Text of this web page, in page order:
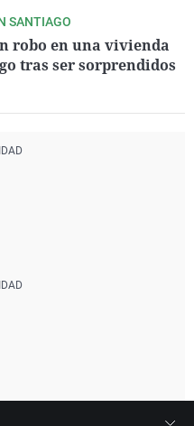
SANTIAGO
robo en una vivienda
tras ser sorprendidos